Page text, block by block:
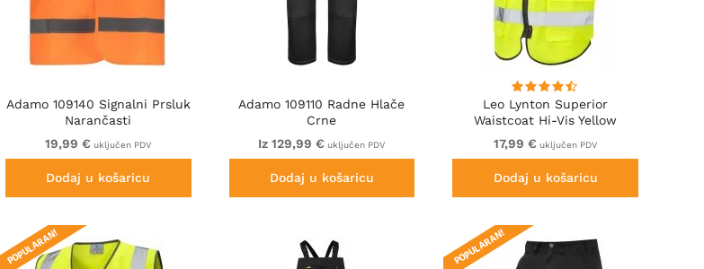
Adamo 109140 Signalni Prsluk
Narančasti
19,99 € uključen PDV
Dodaj u košaricu
Adamo 109110 Radne Hlače
Crne
Iz 129,99 € uključen PDV
Dodaj u košaricu
Leo Lynton Superior
Waistcoat Hi-Vis Yellow
17,99 € uključen PDV
Dodaj u košaricu
POPULARAN! POPULARAN!